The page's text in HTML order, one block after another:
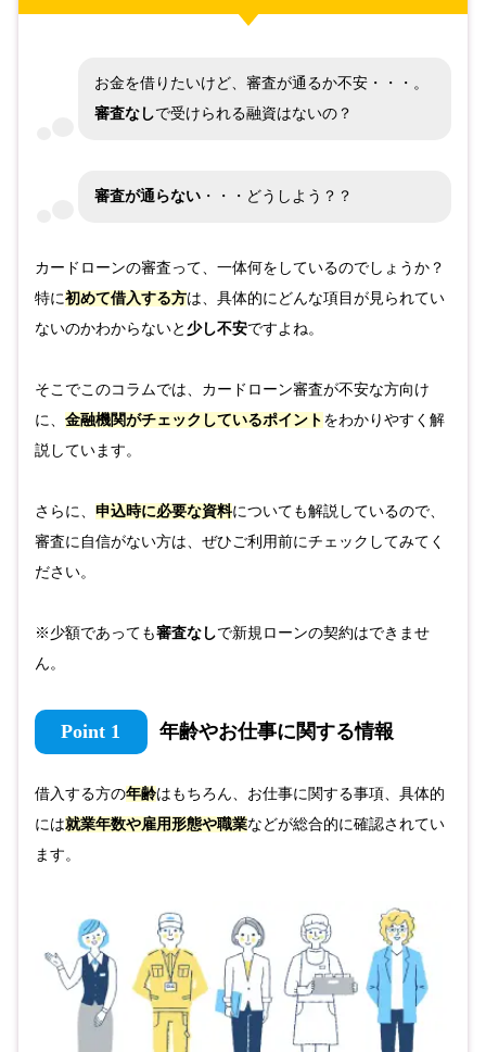
お金を借りたいけど、審査が通るか不安・・・。
審査なしで受けられる融資はないの？
審査が通らない ・・・どうしよう？？
カードローンの審査って、一体何をしているのでしょうか？
特に初めて借入する方は、具体的にどんな項目が見られてい
ないのかわからないと 少し不安ですよね。
そこでこのコラムでは、カードローン審査が不安な方向け
に、 金融機関がチェックしているポイント をわかりやすく解
説しています。
さらに、 申込時に必要な資料についても解説しているので、
審査に自信がない方は、ぜひご利用前にチェックしてみてく
ださい。
※少額であっても審査なしで新規ローンの契約はできませ
ん。
Point 1 年齢やお仕事に関する情報
借入する方の年齢はもちろん、お仕事に関する事項、具体的
には就業年数や雇用形態や職業などが総合的に確認されてい
ます。